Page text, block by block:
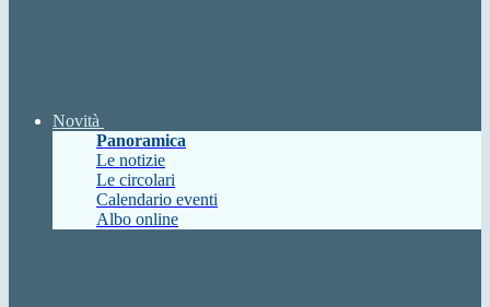
Novità
Panoramica
Le notizie
Le circolari
Calendario eventi
Albo online